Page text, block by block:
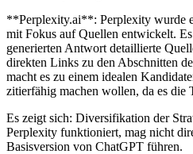
**Perplexity.ai**: Perplexity wurde
mit Fokus auf Quellen entwickelt.
generierten Antwort detaillierte
direkten Links zu den Abschnitten
macht es zu einem idealen
zitierfähig machen wollen, da es die
Es zeigt sich: Diversifikation der
Perplexity funktioniert, mag nicht
Basisversion von ChatGPT führen.